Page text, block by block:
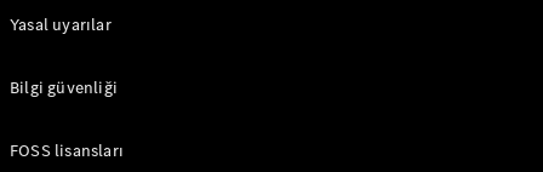
İletişim
Kanallarımız
Rotalar
Yasal uyarılar
Bilgi güvenliği
FOSS lisansları